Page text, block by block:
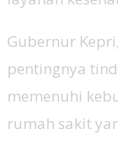
Gubernur
pentingnya
memenuhi
rumah sakit